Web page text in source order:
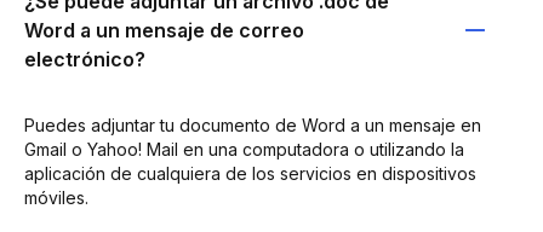
Word a un mensaje de correo
electrónico?
Puedes adjuntar tu documento de Word a un mensaje en
Gmail o Yahoo! Mail en una computadora o utilizando la
aplicación de cualquiera de los servicios en dispositivos
móviles.